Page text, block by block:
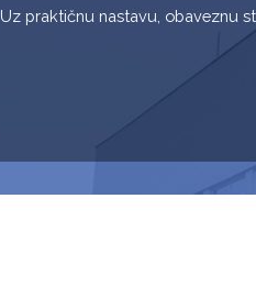
Uz praktičnu nastavu, obaveznu